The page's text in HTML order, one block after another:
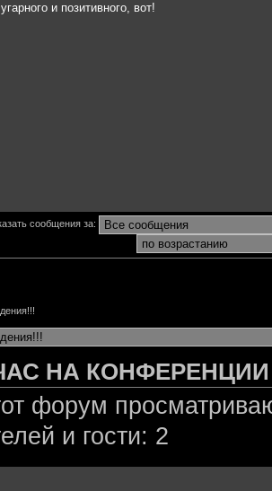
и позитивного, вот!
сообщения за:
НА КОНФЕРЕНЦИИ
форум
и гости: 2